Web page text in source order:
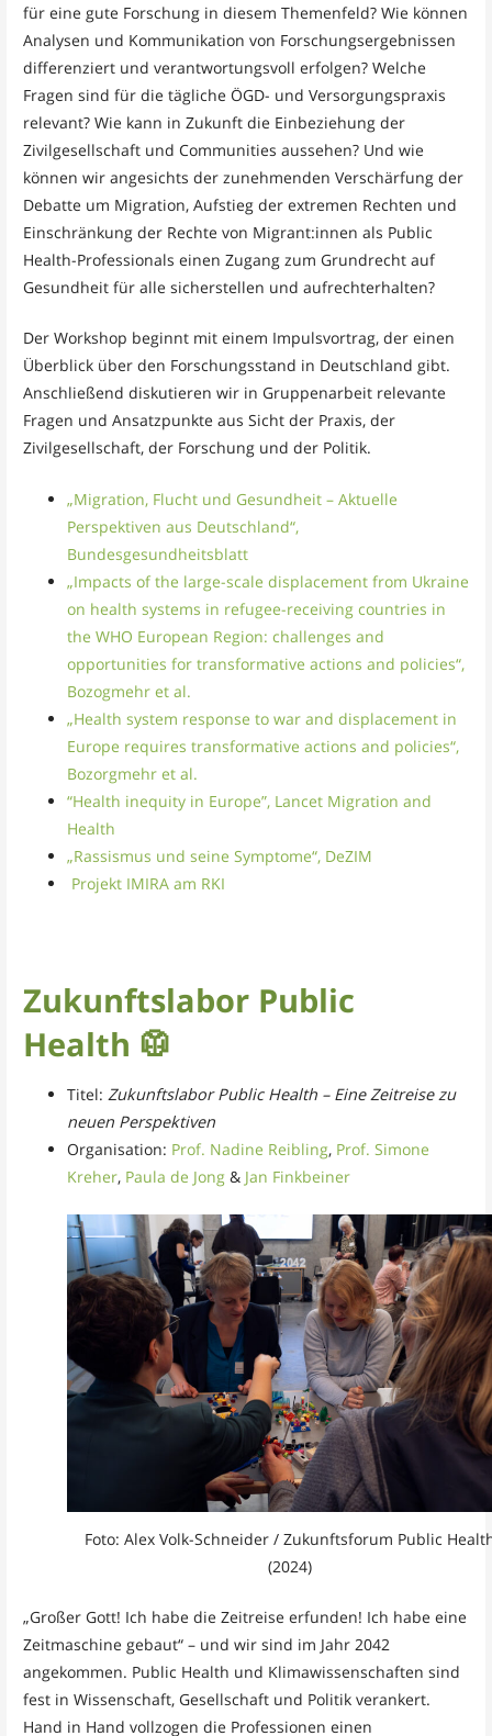
für eine gute Forschung in diesem Themenfeld? Wie können
Analysen und Kommunikation von Forschungsergebnissen
differenziert und verantwortungsvoll erfolgen? Welche
Fragen sind für die tägliche ÖGD- und Versorgungspraxis
relevant? Wie kann in Zukunft die Einbeziehung der
Zivilgesellschaft und Communities aussehen? Und wie
können wir angesichts der zunehmenden Verschärfung der
Debatte um Migration, Aufstieg der extremen Rechten und
Einschränkung der Rechte von Migrant:innen als Public
Health-Professionals einen Zugang zum Grundrecht auf
Gesundheit für alle sicherstellen und aufrechterhalten?
Der Workshop beginnt mit einem Impulsvortrag, der einen
Überblick über den Forschungsstand in Deutschland gibt.
Anschließend diskutieren wir in Gruppenarbeit relevante
Fragen und Ansatzpunkte aus Sicht der Praxis, der
Zivilgesellschaft, der Forschung und der Politik.
„Migration, Flucht und Gesundheit – Aktuelle
Perspektiven aus Deutschland“,
Bundesgesundheitsblatt
„Impacts of the large-scale displacement from Ukraine
on health systems in refugee-receiving countries in
the WHO European Region: challenges and
opportunities for transformative actions and policies“,
Bozogmehr et al.
„Health system response to war and displacement in
Europe requires transformative actions and policies“,
Bozorgmehr et al.
“Health inequity in Europe”, Lancet Migration and
Health
„Rassismus und seine Symptome“, DeZIM
Projekt IMIRA am RKI
Zukunftslabor Public
Health 🥼
Titel: Zukunftslabor Public Health – Eine Zeitreise zu
neuen Perspektiven
Organisation: Prof. Nadine Reibling, Prof. Simone
Kreher, Paula de Jong& Jan Finkbeiner
Foto: Alex Volk-Schneider / Zukunftsforum Public
(2024)
„Großer Gott! Ich habe die Zeitreise erfunden! Ich habe eine
Zeitmaschine gebaut“ – und wir sind im Jahr 2042
angekommen. Public Health und Klimawissenschaften sind
fest in Wissenschaft, Gesellschaft und Politik verankert.
Hand in Hand vollzogen die Professionen einen